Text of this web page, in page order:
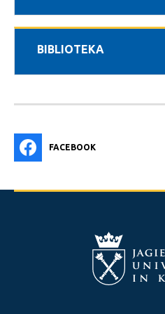
BIBLIOTEKA
FACEBOOK